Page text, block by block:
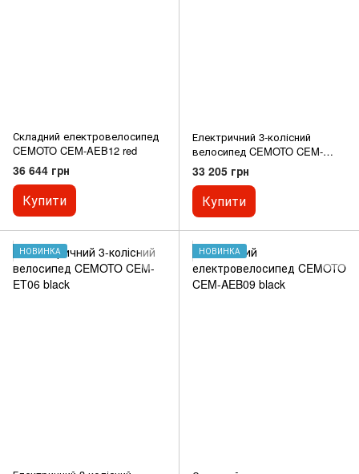
Складний електровелосипед
CEMOTO CEM-AEB12 red
36 644 грн
Купити
Електричний 3-колісний
велосипед CEMOTO CEM-
ET05 red
33 205 грн
Купити
НОВИНКА НОВИНКА